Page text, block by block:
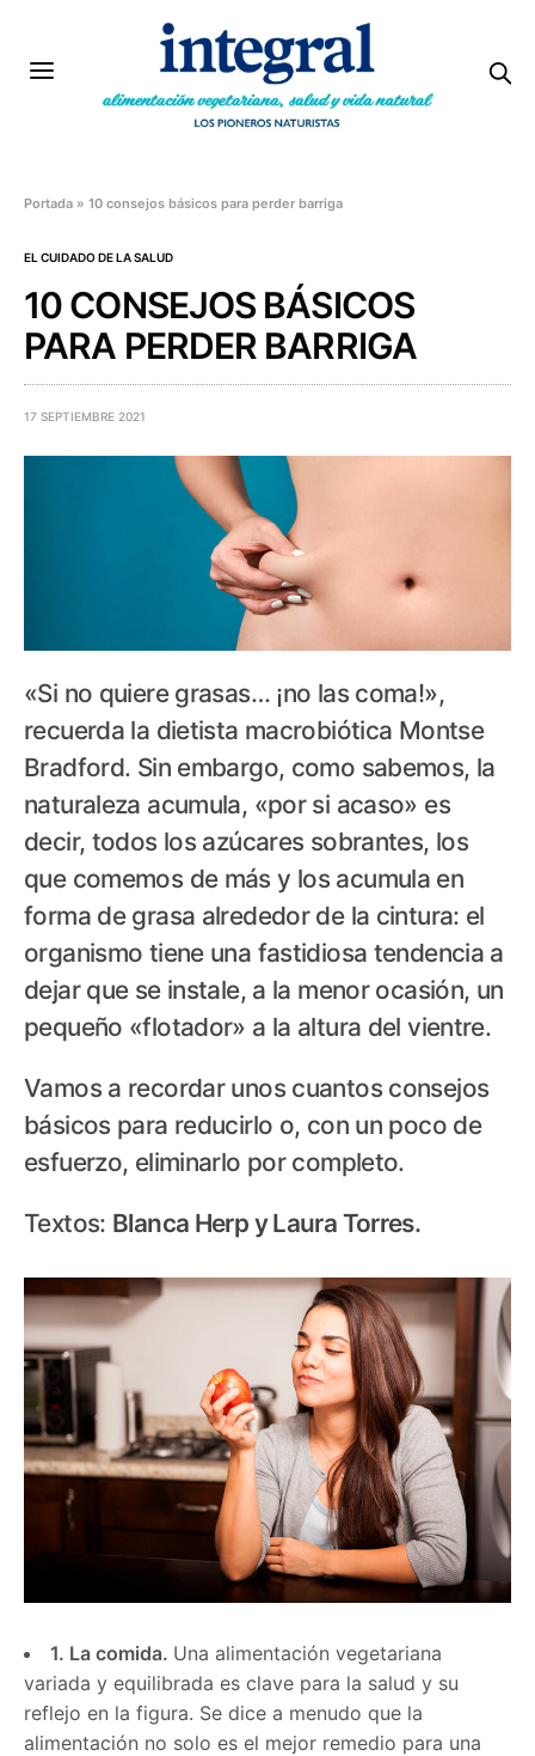
Portada »10 consejos básicos para perder barriga
EL CUIDADO DE LA SALUD
10 CONSEJOS BÁSICOS
PARA PERDER BARRIGA
17 SEPTIEMBRE 2021
«Si no quiere grasas… ¡no las coma!»,
recuerda la dietista macrobiótica Montse
Bradford. Sin embargo, como sabemos, la
naturaleza acumula, «por si acaso» es
decir, todos los azúcares sobrantes, los
que comemos de más y los acumula en
forma de grasa alrededor de la cintura: el
organismo tiene una fastidiosa tendencia a
dejar que se instale, a la menor ocasión, un
pequeño «flotador» a la altura del vientre.
Vamos a recordar unos cuantos consejos
básicos para reducirlo o, con un poco de
esfuerzo, eliminarlo por completo.
Textos: Blanca Herp y Laura Torres.
1. La comida. Una alimentación vegetariana
variada y equilibrada es clave para la salud y su
reflejo en la figura. Se dice a menudo que la
alimentación no solo es el mejor remedio para una